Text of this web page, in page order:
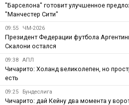
"Барселона" готовит улучшенное
"Манчестер Сити"
09:55 ЧМ-2026
Президент Федерации футбола
Скалони остался
09:38 АПЛ
Чичарито: Холанд великолепен, но
есть
09:25 Бундеслига
Чичарито: дай Кейну два момента у